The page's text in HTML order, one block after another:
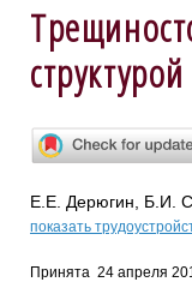
структурой
Е.Е. Дерюгин, Б.И.
показать
Принята 24 апреля